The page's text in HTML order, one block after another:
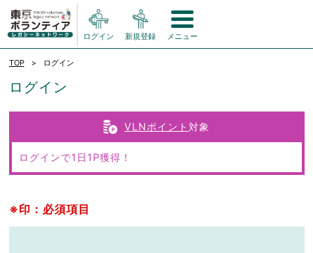
ログイン 新規登録 メニュー
TOP ログイン
ログイン
VLNポイント 対象
ログインで1日1P獲得！
※印：必須項目